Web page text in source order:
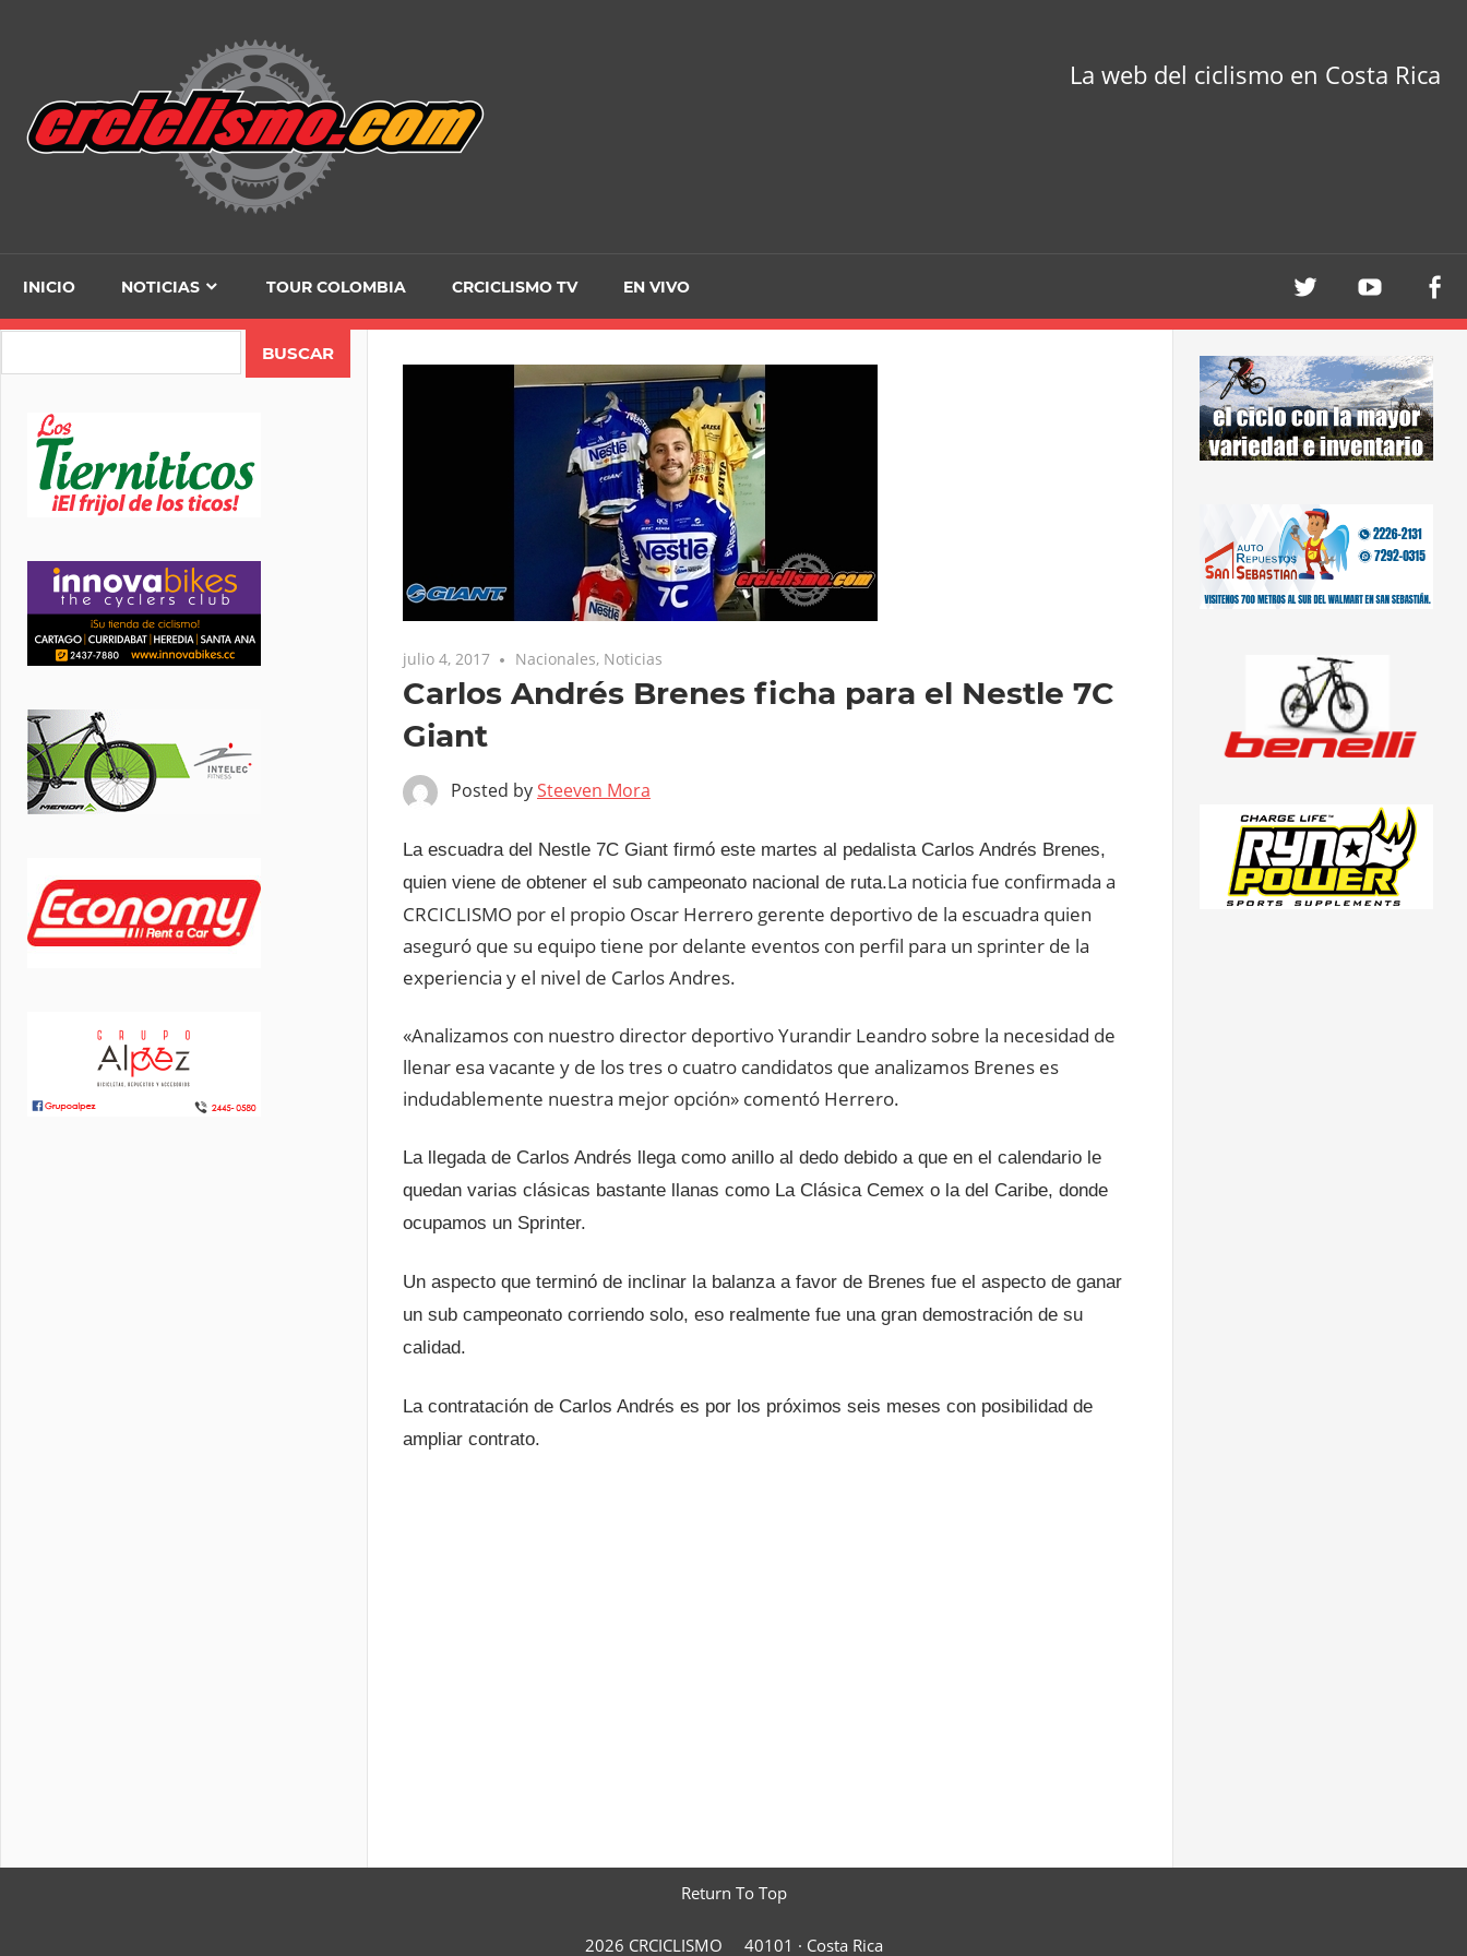
La web del ciclismo en Costa Rica
INICIO NOTICIAS TOUR COLOMBIA CRCICLISMO TV EN VIVO
julio 4, 2017 Nacionales, Noticias
Carlos Andrés Brenes ficha para el Nestle 7C
Giant
Posted bySteeven Mora
La escuadra del Nestle 7C Giant firmó este martes al pedalista Carlos Andrés Brenes,
quien viene de obtener el sub campeonato nacional de ruta.La noticia fue confirmada a
CRCICLISMO por el propio Oscar Herrero gerente deportivo de la escuadra quien
aseguró que su equipo tiene por delante eventos con perfil para un sprinter de la
experiencia y el nivel de Carlos Andres.
«Analizamos con nuestro director deportivo Yurandir Leandro sobre la necesidad de
llenar esa vacante y de los tres o cuatro candidatos que analizamos Brenes es
indudablemente nuestra mejor opción» comentó Herrero.
La llegada de Carlos Andrés llega como anillo al dedo debido a que en el calendario le
quedan varias clásicas bastante llanas como La Clásica Cemex o la del Caribe, donde
ocupamos un Sprinter.
Un aspecto que terminó de inclinar la balanza a favor de Brenes fue el aspecto de ganar
un sub campeonato corriendo solo, eso realmente fue una gran demostración de su
calidad.
La contratación de Carlos Andrés es por los próximos seis meses con posibilidad de
ampliar contrato.
Return To Top
2026 CRCICLISMO 40101 · Costa Rica